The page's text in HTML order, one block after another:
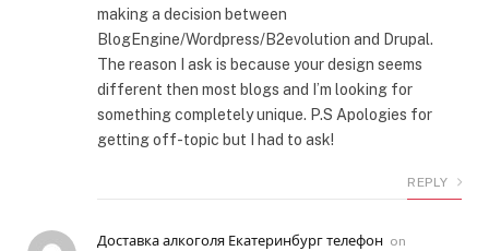
making a decision between
BlogEngine/Wordpress/B2evolution and Drupal.
The reason I ask is because your design seems
different then most blogs and I’m looking for
something completely unique. P.S Apologies for
getting off-topic but I had to ask!
REPLY
Доставка алкоголя Екатеринбург телефон on